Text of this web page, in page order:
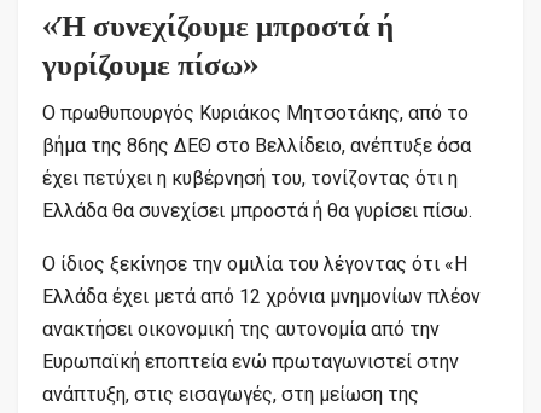
«Ή συνεχίζουμε μπροστά ή
γυρίζουμε πίσω»
Ο πρωθυπουργός Κυριάκος Μητσοτάκης, από το
βήμα της 86ης ΔΕΘ στο Βελλίδειο, ανέπτυξε όσα
έχει πετύχει η κυβέρνησή του, τονίζοντας ότι η
Ελλάδα θα συνεχίσει μπροστά ή θα γυρίσει πίσω.
Ο ίδιος ξεκίνησε την ομιλία του λέγοντας ότι «Η
Ελλάδα έχει μετά από 12 χρόνια μνημονίων πλέον
ανακτήσει οικονομική της αυτονομία από την
Ευρωπαϊκή εποπτεία ενώ πρωταγωνιστεί στην
ανάπτυξη, στις εισαγωγές, στη μείωση της